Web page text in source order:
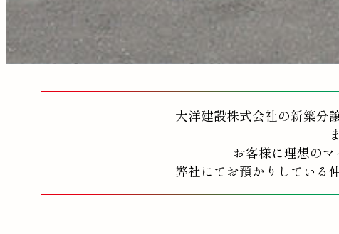
大洋建設株式会社の新築分
お客様に理想の
弊社にてお預かりしている